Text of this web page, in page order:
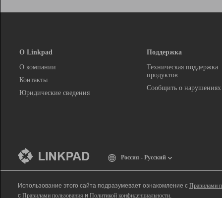
О Linkpad
О компании
Контакты
Юридические сведения
Поддержка
Техническая поддержка
продуктов
Сообщить о нарушениях
Россия - Русский
Использование этого сайта подразумевает ознакомление с Правилами
с Правилами пользования и Политикой конфиденциальности.